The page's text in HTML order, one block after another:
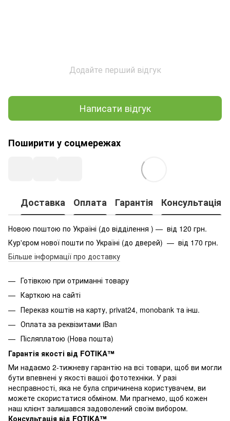
Додайте перший відгук
Написати відгук
Поширити у соцмережах
Доставка Оплата Гарантія Консультація
Новою поштою по Україні (до відділення ) — від 120 грн.
Кур'єром нової пошти по Україні (до дверей) — від 170 грн.
Більше інформації про доставку
Готівкою при отриманні товару
Карткою на сайті
Переказ коштів на карту, privat24, monobank та інш.
Оплата за реквізитами iBan
Післяплатою (Нова пошта)
Гарантія якості від FOTIKA™
Ми надаємо 2-тижневу гарантію на всі товари, щоб ви могли
бути впевнені у якості вашої фототехніки. У разі
несправності, яка не була спричинена користувачем, ви
можете скористатися обміном. Ми прагнемо, щоб кожен
наш клієнт залишався задоволений своїм вибором.
Консультація від FOTIKA™